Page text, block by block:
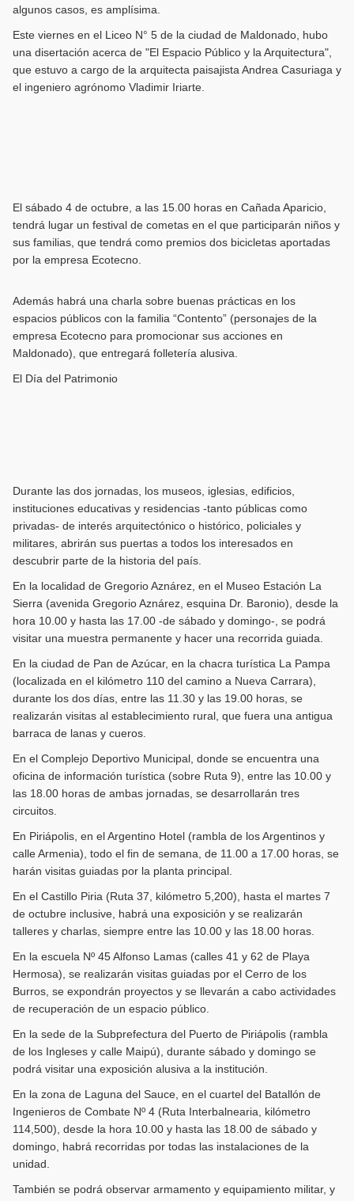
algunos casos, es amplísima.
Este viernes en el Liceo N° 5 de la ciudad de Maldonado, hubo
una disertación acerca de "El Espacio Público y la Arquitectura",
que estuvo a cargo de la arquitecta paisajista Andrea Casuriaga y
el ingeniero agrónomo Vladimir Iriarte.
El sábado 4 de octubre, a las 15.00 horas en Cañada Aparicio,
tendrá lugar un festival de cometas en el que participarán niños y
sus familias, que tendrá como premios dos bicicletas aportadas
por la empresa Ecotecno.
Además habrá una charla sobre buenas prácticas en los
espacios públicos con la familia “Contento” (personajes de la
empresa Ecotecno para promocionar sus acciones en
Maldonado), que entregará folletería alusiva.
El Día del Patrimonio
Durante las dos jornadas, los museos, iglesias, edificios,
instituciones educativas y residencias -tanto públicas como
privadas- de interés arquitectónico o histórico, policiales y
militares, abrirán sus puertas a todos los interesados en
descubrir parte de la historia del país.
En la localidad de Gregorio Aznárez, en el Museo Estación La
Sierra (avenida Gregorio Aznárez, esquina Dr. Baronio), desde la
hora 10.00 y hasta las 17.00 -de sábado y domingo-, se podrá
visitar una muestra permanente y hacer una recorrida guiada.
En la ciudad de Pan de Azúcar, en la chacra turística La Pampa
(localizada en el kilómetro 110 del camino a Nueva Carrara),
durante los dos días, entre las 11.30 y las 19.00 horas, se
realizarán visitas al establecimiento rural, que fuera una antigua
barraca de lanas y cueros.
En el Complejo Deportivo Municipal, donde se encuentra una
oficina de información turística (sobre Ruta 9), entre las 10.00 y
las 18.00 horas de ambas jornadas, se desarrollarán tres
circuitos.
En Piriápolis, en el Argentino Hotel (rambla de los Argentinos y
calle Armenia), todo el fin de semana, de 11.00 a 17.00 horas, se
harán visitas guiadas por la planta principal.
En el Castillo Piria (Ruta 37, kilómetro 5,200), hasta el martes 7
de octubre inclusive, habrá una exposición y se realizarán
talleres y charlas, siempre entre las 10.00 y las 18.00 horas.
En la escuela Nº 45 Alfonso Lamas (calles 41 y 62 de Playa
Hermosa), se realizarán visitas guiadas por el Cerro de los
Burros, se expondrán proyectos y se llevarán a cabo actividades
de recuperación de un espacio público.
En la sede de la Subprefectura del Puerto de Piriápolis (rambla
de los Ingleses y calle Maipú), durante sábado y domingo se
podrá visitar una exposición alusiva a la institución.
En la zona de Laguna del Sauce, en el cuartel del Batallón de
Ingenieros de Combate Nº 4 (Ruta Interbalnearia, kilómetro
114,500), desde la hora 10.00 y hasta las 18.00 de sábado y
domingo, habrá recorridas por todas las instalaciones de la
unidad.
También se podrá observar armamento y equipamiento militar, y